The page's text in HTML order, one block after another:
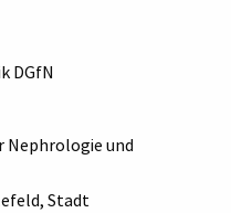
DGfN
Nephrologie und
Stadt